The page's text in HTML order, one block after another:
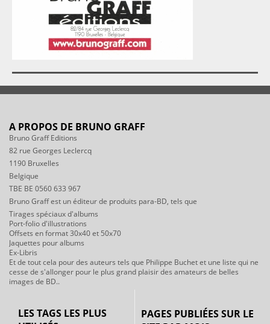
A PROPOS DE BRUNO GRAFF
Bruno Graff Editions
82 rue Georges Leclercq
1190 Bruxelles
Belgique
TBE BE 0560 633 967
Bruno Graff est un éditeur de produits para-BD, tels que
Tirages spéciaux d'albums
Port-folio d'illustrations
Offsets en format 30x40 et 50x70
Jaquettes pour albums
Ex-Libris
Et de tout cela pour des auteurs tels que Philippe Buchet et une liste qui ne
cesse de s'allonger pour le plus grand plaisir des amateurs de belles
images de BD..
LES TAGS LES PLUS
PAGES PUBLIÉES SUR LE